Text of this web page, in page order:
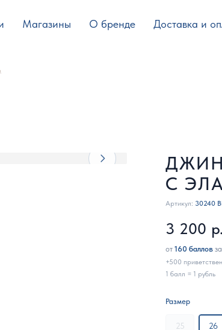
Магазины О бренде Доставка и
С
Артикул: 30240
3 200
от 160 баллов
+500
1 балл = 1 рубль
Размер
25 26